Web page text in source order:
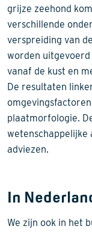
grijze zeehond
verschillende
verspreiding van
worden
vanaf de kust en
De resultaten
plaatmorfologie.
wetenschappelijke
adviezen.
In
We zijn ook in het